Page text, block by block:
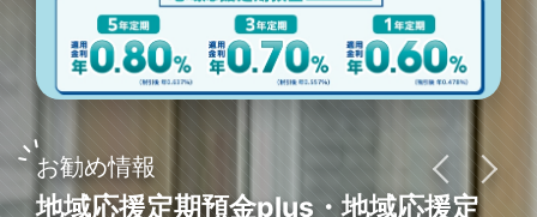
お勧め情報
地域応援定期預金plus・地域応援定